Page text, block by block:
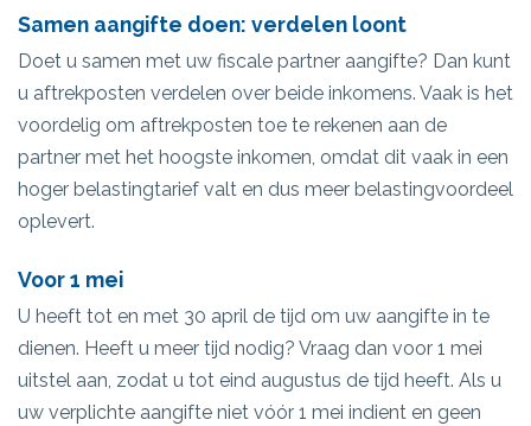
Samen aangifte doen: verdelen loont
Doet u samen met uw fiscale partner aangifte? Dan kunt
u aftrekposten verdelen over beide inkomens. Vaak is het
voordelig om aftrekposten toe te rekenen aan de
partner met het hoogste inkomen, omdat dit vaak in een
hoger belastingtarief valt en dus meer belastingvoordeel
oplevert.
Voor 1 mei
U heeft tot en met 30 april de tijd om uw aangifte in te
dienen. Heeft u meer tijd nodig? Vraag dan voor 1 mei
uitstel aan, zodat u tot eind augustus de tijd heeft. Als u
uw verplichte aangifte niet vóór 1 mei indient en geen